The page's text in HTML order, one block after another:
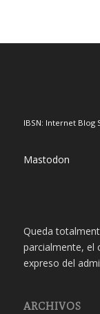
IBSN: Internet Blog
Mastodon
Queda
parcialmente, el
expreso del
ARCHIVOS